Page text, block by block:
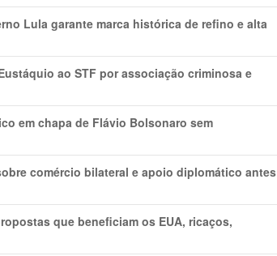
Lula garante marca histórica de refino e alta
ao STF por associação criminosa e
em chapa de Flávio Bolsonaro sem
comércio bilateral e apoio diplomático antes
que beneficiam os EUA, ricaços,